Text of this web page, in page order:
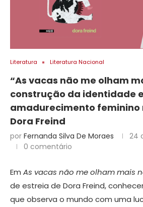
Literatura Literatura Nacional
“As vacas não me olham
construção da identidade e
amadurecimento feminino
Dora Freind
por Fernanda Silva De Moraes
24
0 comentário
Em As vacas não me olham mais
de estreia de Dora Freind,
que observa o mundo com uma